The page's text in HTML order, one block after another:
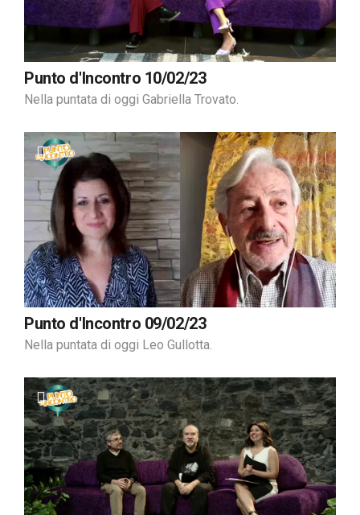
Punto d'Incontro 10/02/23
Nella puntata di oggi Gabriella Trovato.
Punto d'Incontro 09/02/23
Nella puntata di oggi Leo Gullotta.